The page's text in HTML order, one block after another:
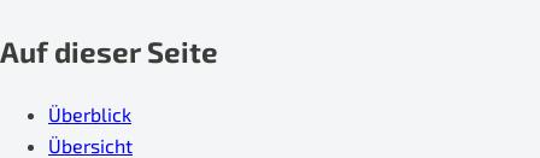
Auf dieser Seite
Überblick
Übersicht